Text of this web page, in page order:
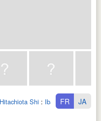
Shi : Ibaraki Ken
FR JA